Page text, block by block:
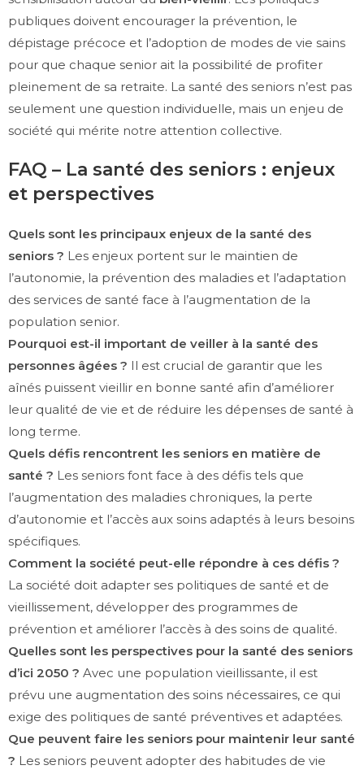
publiques doivent encourager la prévention, le
dépistage précoce et l’adoption de modes de vie sains
pour que chaque senior ait la possibilité de profiter
pleinement de sa retraite. La santé des seniors n’est pas
seulement une question individuelle, mais un enjeu de
société qui mérite notre attention collective.
FAQ – La santé des seniors : enjeux
et perspectives
Quels sont les principaux enjeux de la santé des
seniors ? Les enjeux portent sur le maintien de
l’autonomie, la prévention des maladies et l’adaptation
des services de santé face à l’augmentation de la
population senior.
Pourquoi est-il important de veiller à la santé des
personnes âgées ? Il est crucial de garantir que les
aînés puissent vieillir en bonne santé afin d’améliorer
leur qualité de vie et de réduire les dépenses de santé à
long terme.
Quels défis rencontrent les seniors en matière de
santé ? Les seniors font face à des défis tels que
l’augmentation des maladies chroniques, la perte
d’autonomie et l’accès aux soins adaptés à leurs besoins
spécifiques.
Comment la société peut-elle répondre à ces défis ?
La société doit adapter ses politiques de santé et de
vieillissement, développer des programmes de
prévention et améliorer l’accès à des soins de qualité.
Quelles sont les perspectives pour la santé des seniors
d’ici 2050 ? Avec une population vieillissante, il est
prévu une augmentation des soins nécessaires, ce qui
exige des politiques de santé préventives et adaptées.
Que peuvent faire les seniors pour maintenir leur santé
? Les seniors peuvent adopter des habitudes de vie